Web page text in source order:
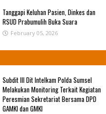
Tanggapi Keluhan Pasien, Dinkes dan
RSUD Prabumulih Buka Suara
February 05, 2026
Subdit III Dit Intelkam Polda Sumsel
Melakukan Monitoring Terkait Kegiatan
Peresmian Sekretariat Bersama DPD
GAMKI dan GMKI